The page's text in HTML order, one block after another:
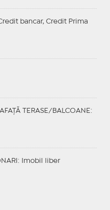
bancar, Credit Prima
TERASE/BALCOANE:
: Imobil liber